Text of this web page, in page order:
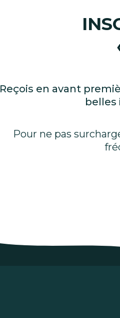
Reçois en avant
belles
Pour ne pas